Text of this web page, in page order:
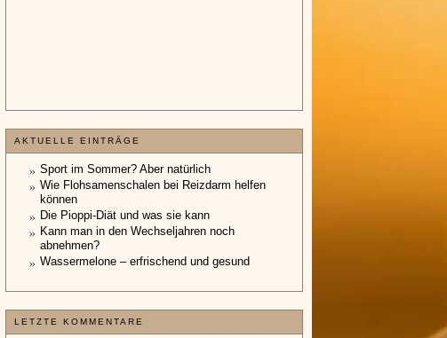
AKTUELLE EINTRÄGE
Sport im Sommer? Aber natürlich
Wie Flohsamenschalen bei Reizdarm helfen
können
Die Pioppi-Diät und was sie kann
Kann man in den Wechseljahren noch
abnehmen?
Wassermelone – erfrischend und gesund
LETZTE KOMMENTARE